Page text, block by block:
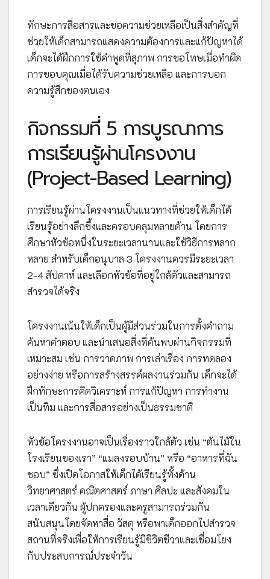
ทักษะการสื่อสารและขอความช่วยเหลือเป็นสิ่งสำคัญที่
ช่วยให้เด็กสามารถแสดงความต้องการและแก้ปัญหาได้
เด็กจะได้ฝึกการใช้คำพูดที่สุภาพ การขอโทษเมื่อทำผิด
การขอบคุณเมื่อได้รับความช่วยเหลือ และการบอก
ความรู้สึกของตนเอง
กิจกรรมที่ 5 การบูรณาการ
การเรียนรู้ผ่านโครงงาน
(Project-Based Learning)
การเรียนรู้ผ่านโครงงานเป็นแนวทางที่ช่วยให้เด็กได้
เรียนรู้อย่างลึกซึ้งและครอบคลุมหลายด้าน โดยการ
ศึกษาหัวข้อหนึ่งในระยะเวลานานและใช้วิธีการหลาก
หลาย สำหรับเด็กอนุบาล 3 โครงงานควรมีระยะเวลา
2-4 สัปดาห์ และเลือกหัวข้อที่อยู่ใกล้ตัวและสามารถ
สำรวจได้จริง
โครงงานเน้นให้เด็กเป็นผู้มีส่วนร่วมในการตั้งคำถาม
ค้นหาคำตอบ และนำเสนอสิ่งที่ค้นพบผ่านกิจกรรมที่
เหมาะสม เช่น การวาดภาพ การเล่าเรื่อง การทดลอง
อย่างง่าย หรือการสร้างสรรค์ผลงานร่วมกัน เด็กจะได้
ฝึกทักษะการคิดวิเคราะห์ การแก้ปัญหา การทำงาน
เป็นทีม และการสื่อสารอย่างเป็นธรรมชาติ
หัวข้อโครงงานอาจเป็นเรื่องราวใกล้ตัว เช่น “ต้นไม้ใน
โรงเรียนของเรา” “แมลงรอบบ้าน” หรือ “อาหารที่ฉัน
ชอบ” ซึ่งเปิดโอกาสให้เด็กได้เรียนรู้ทั้งด้าน
วิทยาศาสตร์ คณิตศาสตร์ ภาษา ศิลปะ และสังคมใน
เวลาเดียวกัน ผู้ปกครองและครูสามารถร่วมกัน
สนับสนุนโดยจัดหาสื่อ วัสดุ หรือพาเด็กออกไปสำรวจ
สถานที่จริงเพื่อให้การเรียนรู้มีชีวิตชีวาและเชื่อมโยง
กับประสบการณ์ประจำวัน